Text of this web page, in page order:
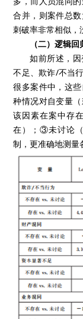
合并，则案件总
刺破率非常相似，
（二）逻辑
如前所述，
不足、欺诈/不当
很多案件中，这
种情况对自变量
该因素在案中存
在）；③未讨论
制，更准确地测量